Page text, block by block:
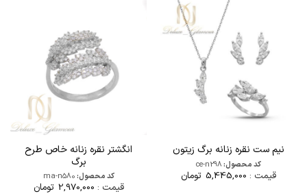
نیم ست نقره زنانه برگ زیتون
کد محصول:ce-n298
قیمت : 5,445,000 تومان
انگشتر نقره زنانه خاص طرح
برگ
کد محصول:ma-n580
قیمت : 2,970,000 تومان